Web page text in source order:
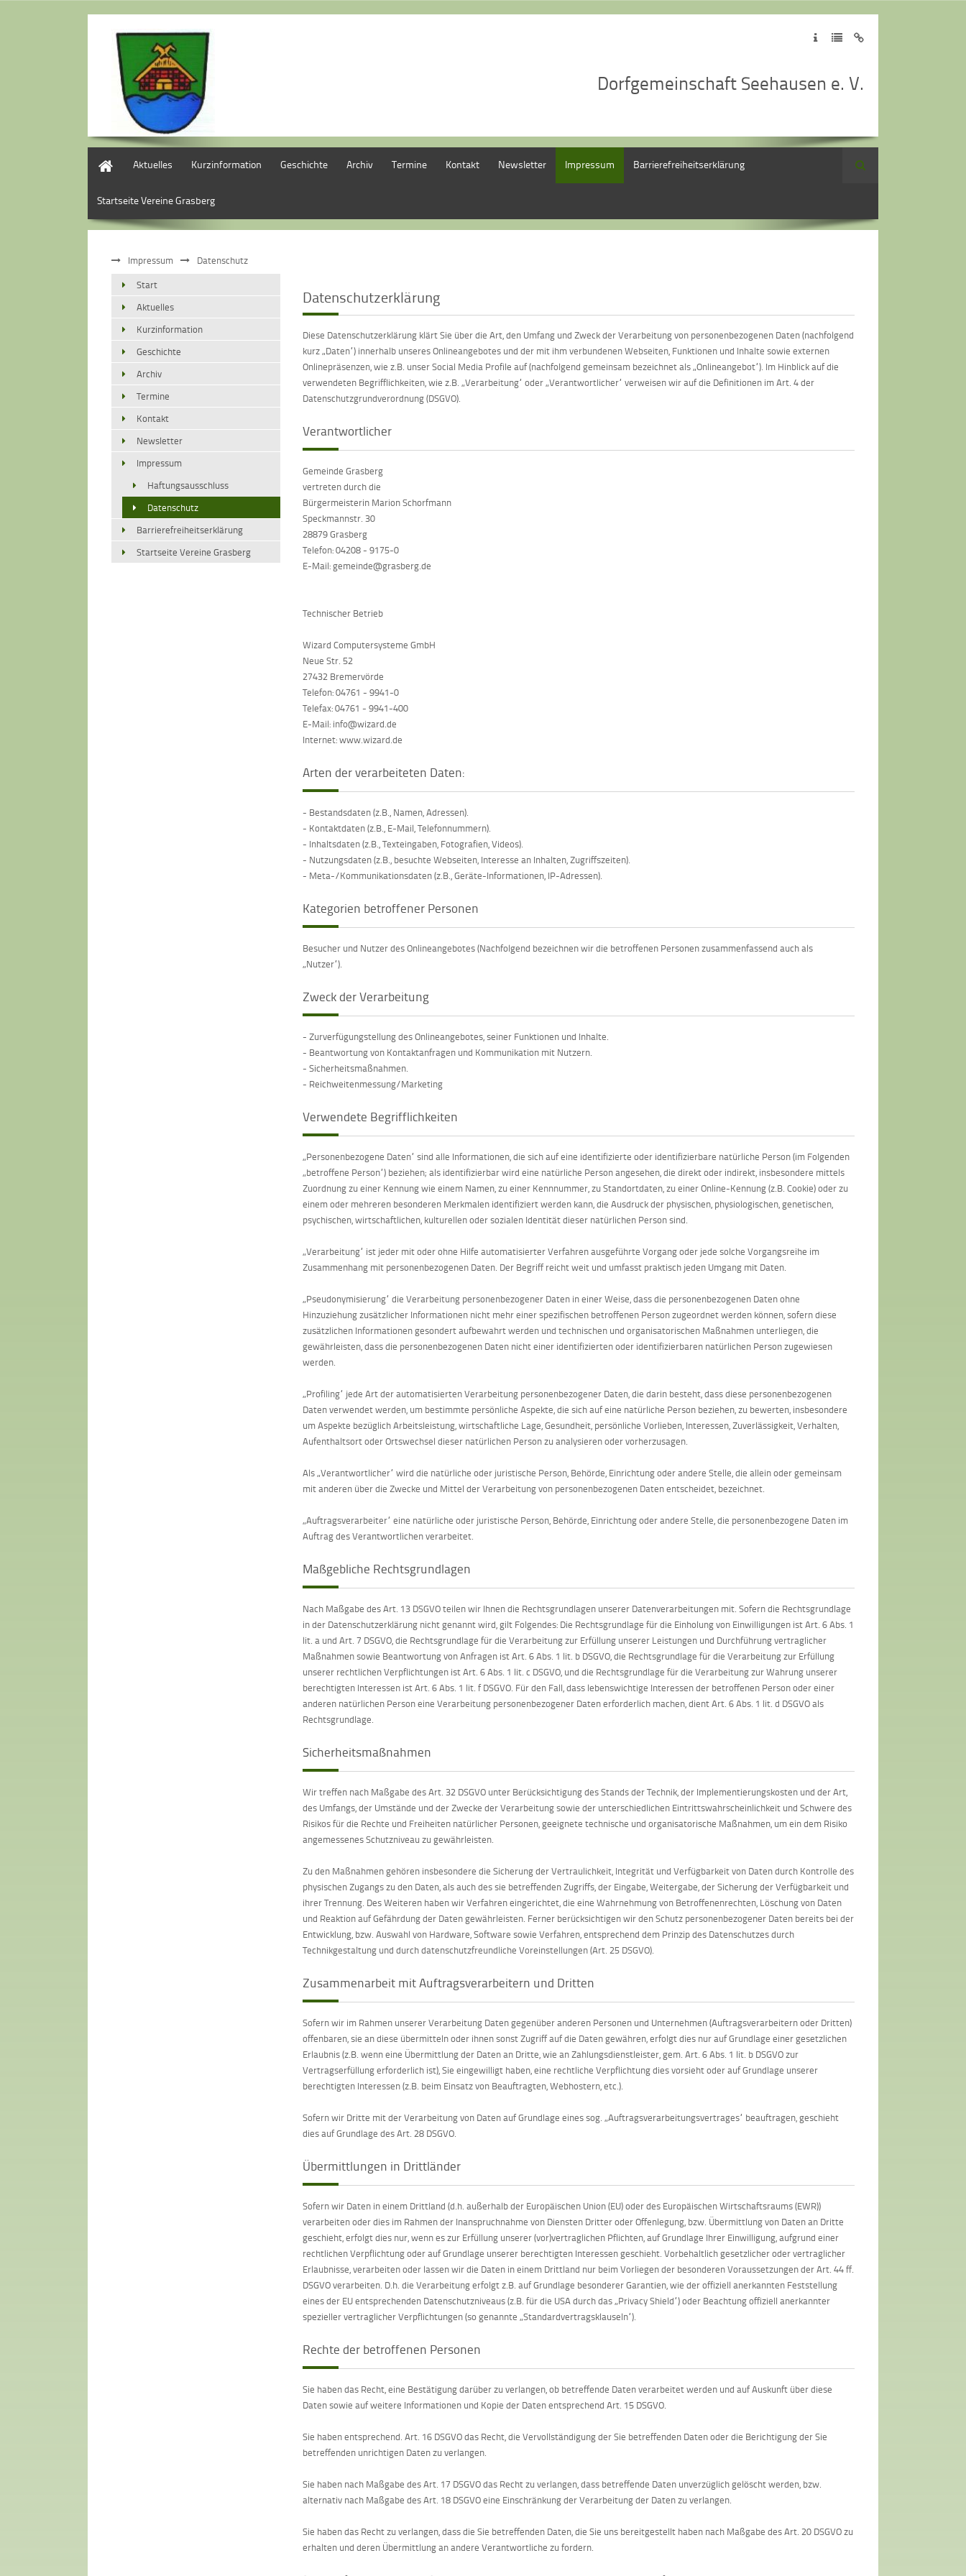
Dorfgemeinschaft Seehausen e. V.
Aktuelles Kurzinformation Geschichte Archiv Termine Kontakt Newsletter Impressum Barrierefreiheitserklärung
Startseite Vereine Grasberg
Suche
Impressum Datenschutz
Datenschutzerklärung
Diese Datenschutzerklärung klärt Sie über die Art, den Umfang und Zweck der Verarbeitung von personenbezogenen Daten (nachfolgend
kurz „Daten“) innerhalb unseres Onlineangebotes und der mit ihm verbundenen Webseiten, Funktionen und Inhalte sowie externen
Onlinepräsenzen, wie z.B. unser Social Media Profile auf (nachfolgend gemeinsam bezeichnet als „Onlineangebot“). Im Hinblick auf die
verwendeten Begrifflichkeiten, wie z.B. „Verarbeitung“ oder „Verantwortlicher“ verweisen wir auf die Definitionen im Art. 4 der
Datenschutzgrundverordnung (DSGVO).
Verantwortlicher
Gemeinde Grasberg
vertreten durch die
Bürgermeisterin Marion Schorfmann
Speckmannstr. 30
28879 Grasberg
Telefon: 04208 - 9175-0
E-Mail: gemeinde@grasberg.de
Technischer Betrieb
Wizard Computersysteme GmbH
Neue Str. 52
27432 Bremervörde
Telefon: 04761 - 9941-0
Telefax: 04761 - 9941-400
E-Mail: info@wizard.de
Internet: www.wizard.de
Arten der verarbeiteten Daten:
- Bestandsdaten (z.B., Namen, Adressen).
- Kontaktdaten (z.B., E-Mail, Telefonnummern).
- Inhaltsdaten (z.B., Texteingaben, Fotografien, Videos).
- Nutzungsdaten (z.B., besuchte Webseiten, Interesse an Inhalten, Zugriffszeiten).
- Meta-/Kommunikationsdaten (z.B., Geräte-Informationen, IP-Adressen).
Kategorien betroffener Personen
Besucher und Nutzer des Onlineangebotes (Nachfolgend bezeichnen wir die betroffenen Personen zusammenfassend auch als
„Nutzer“).
Zweck der Verarbeitung
- Zurverfügungstellung des Onlineangebotes, seiner Funktionen und Inhalte.
- Beantwortung von Kontaktanfragen und Kommunikation mit Nutzern.
- Sicherheitsmaßnahmen.
- Reichweitenmessung/Marketing
Verwendete Begrifflichkeiten
„Personenbezogene Daten“ sind alle Informationen, die sich auf eine identifizierte oder identifizierbare natürliche Person (im Folgenden
„betroffene Person“) beziehen; als identifizierbar wird eine natürliche Person angesehen, die direkt oder indirekt, insbesondere mittels
Zuordnung zu einer Kennung wie einem Namen, zu einer Kennnummer, zu Standortdaten, zu einer Online-Kennung (z.B. Cookie) oder zu
einem oder mehreren besonderen Merkmalen identifiziert werden kann, die Ausdruck der physischen, physiologischen, genetischen,
psychischen, wirtschaftlichen, kulturellen oder sozialen Identität dieser natürlichen Person sind.
„Verarbeitung“ ist jeder mit oder ohne Hilfe automatisierter Verfahren ausgeführte Vorgang oder jede solche Vorgangsreihe im
Zusammenhang mit personenbezogenen Daten. Der Begriff reicht weit und umfasst praktisch jeden Umgang mit Daten.
„Pseudonymisierung“ die Verarbeitung personenbezogener Daten in einer Weise, dass die personenbezogenen Daten ohne
Hinzuziehung zusätzlicher Informationen nicht mehr einer spezifischen betroffenen Person zugeordnet werden können, sofern diese
zusätzlichen Informationen gesondert aufbewahrt werden und technischen und organisatorischen Maßnahmen unterliegen, die
gewährleisten, dass die personenbezogenen Daten nicht einer identifizierten oder identifizierbaren natürlichen Person zugewiesen
werden.
„Profiling“ jede Art der automatisierten Verarbeitung personenbezogener Daten, die darin besteht, dass diese personenbezogenen
Daten verwendet werden, um bestimmte persönliche Aspekte, die sich auf eine natürliche Person beziehen, zu bewerten, insbesondere
um Aspekte bezüglich Arbeitsleistung, wirtschaftliche Lage, Gesundheit, persönliche Vorlieben, Interessen, Zuverlässigkeit, Verhalten,
Aufenthaltsort oder Ortswechsel dieser natürlichen Person zu analysieren oder vorherzusagen.
Als „Verantwortlicher“ wird die natürliche oder juristische Person, Behörde, Einrichtung oder andere Stelle, die allein oder gemeinsam
mit anderen über die Zwecke und Mittel der Verarbeitung von personenbezogenen Daten entscheidet, bezeichnet.
„Auftragsverarbeiter“ eine natürliche oder juristische Person, Behörde, Einrichtung oder andere Stelle, die personenbezogene Daten im
Auftrag des Verantwortlichen verarbeitet.
Maßgebliche Rechtsgrundlagen
Nach Maßgabe des Art. 13 DSGVO teilen wir Ihnen die Rechtsgrundlagen unserer Datenverarbeitungen mit. Sofern die Rechtsgrundlage
in der Datenschutzerklärung nicht genannt wird, gilt Folgendes: Die Rechtsgrundlage für die Einholung von Einwilligungen ist Art. 6 Abs. 1
lit. a und Art. 7 DSGVO, die Rechtsgrundlage für die Verarbeitung zur Erfüllung unserer Leistungen und Durchführung vertraglicher
Maßnahmen sowie Beantwortung von Anfragen ist Art. 6 Abs. 1 lit. b DSGVO, die Rechtsgrundlage für die Verarbeitung zur Erfüllung
unserer rechtlichen Verpflichtungen ist Art. 6 Abs. 1 lit. c DSGVO, und die Rechtsgrundlage für die Verarbeitung zur Wahrung unserer
berechtigten Interessen ist Art. 6 Abs. 1 lit. f DSGVO. Für den Fall, dass lebenswichtige Interessen der betroffenen Person oder einer
anderen natürlichen Person eine Verarbeitung personenbezogener Daten erforderlich machen, dient Art. 6 Abs. 1 lit. d DSGVO als
Rechtsgrundlage.
Sicherheitsmaßnahmen
Wir treffen nach Maßgabe des Art. 32 DSGVO unter Berücksichtigung des Stands der Technik, der Implementierungskosten und der Art,
des Umfangs, der Umstände und der Zwecke der Verarbeitung sowie der unterschiedlichen Eintrittswahrscheinlichkeit und Schwere des
Risikos für die Rechte und Freiheiten natürlicher Personen, geeignete technische und organisatorische Maßnahmen, um ein dem Risiko
angemessenes Schutzniveau zu gewährleisten.
Zu den Maßnahmen gehören insbesondere die Sicherung der Vertraulichkeit, Integrität und Verfügbarkeit von Daten durch Kontrolle des
physischen Zugangs zu den Daten, als auch des sie betreffenden Zugriffs, der Eingabe, Weitergabe, der Sicherung der Verfügbarkeit und
ihrer Trennung. Des Weiteren haben wir Verfahren eingerichtet, die eine Wahrnehmung von Betroffenenrechten, Löschung von Daten
und Reaktion auf Gefährdung der Daten gewährleisten. Ferner berücksichtigen wir den Schutz personenbezogener Daten bereits bei der
Entwicklung, bzw. Auswahl von Hardware, Software sowie Verfahren, entsprechend dem Prinzip des Datenschutzes durch
Technikgestaltung und durch datenschutzfreundliche Voreinstellungen (Art. 25 DSGVO).
Zusammenarbeit mit Auftragsverarbeitern und Dritten
Sofern wir im Rahmen unserer Verarbeitung Daten gegenüber anderen Personen und Unternehmen (Auftragsverarbeitern oder Dritten)
offenbaren, sie an diese übermitteln oder ihnen sonst Zugriff auf die Daten gewähren, erfolgt dies nur auf Grundlage einer gesetzlichen
Erlaubnis (z.B. wenn eine Übermittlung der Daten an Dritte, wie an Zahlungsdienstleister, gem. Art. 6 Abs. 1 lit. b DSGVO zur
Vertragserfüllung erforderlich ist), Sie eingewilligt haben, eine rechtliche Verpflichtung dies vorsieht oder auf Grundlage unserer
berechtigten Interessen (z.B. beim Einsatz von Beauftragten, Webhostern, etc.).
Sofern wir Dritte mit der Verarbeitung von Daten auf Grundlage eines sog. „Auftragsverarbeitungsvertrages“ beauftragen, geschieht
dies auf Grundlage des Art. 28 DSGVO.
Übermittlungen in Drittländer
Sofern wir Daten in einem Drittland (d.h. außerhalb der Europäischen Union (EU) oder des Europäischen Wirtschaftsraums (EWR))
verarbeiten oder dies im Rahmen der Inanspruchnahme von Diensten Dritter oder Offenlegung, bzw. Übermittlung von Daten an Dritte
geschieht, erfolgt dies nur, wenn es zur Erfüllung unserer (vor)vertraglichen Pflichten, auf Grundlage Ihrer Einwilligung, aufgrund einer
rechtlichen Verpflichtung oder auf Grundlage unserer berechtigten Interessen geschieht. Vorbehaltlich gesetzlicher oder vertraglicher
Erlaubnisse, verarbeiten oder lassen wir die Daten in einem Drittland nur beim Vorliegen der besonderen Voraussetzungen der Art. 44 ff.
DSGVO verarbeiten. D.h. die Verarbeitung erfolgt z.B. auf Grundlage besonderer Garantien, wie der offiziell anerkannten Feststellung
eines der EU entsprechenden Datenschutzniveaus (z.B. für die USA durch das „Privacy Shield“) oder Beachtung offiziell anerkannter
spezieller vertraglicher Verpflichtungen (so genannte „Standardvertragsklauseln“).
Rechte der betroffenen Personen
Sie haben das Recht, eine Bestätigung darüber zu verlangen, ob betreffende Daten verarbeitet werden und auf Auskunft über diese
Daten sowie auf weitere Informationen und Kopie der Daten entsprechend Art. 15 DSGVO.
Sie haben entsprechend. Art. 16 DSGVO das Recht, die Vervollständigung der Sie betreffenden Daten oder die Berichtigung der Sie
betreffenden unrichtigen Daten zu verlangen.
Sie haben nach Maßgabe des Art. 17 DSGVO das Recht zu verlangen, dass betreffende Daten unverzüglich gelöscht werden, bzw.
alternativ nach Maßgabe des Art. 18 DSGVO eine Einschränkung der Verarbeitung der Daten zu verlangen.
Sie haben das Recht zu verlangen, dass die Sie betreffenden Daten, die Sie uns bereitgestellt haben nach Maßgabe des Art. 20 DSGVO zu
erhalten und deren Übermittlung an andere Verantwortliche zu fordern.
Start
Aktuelles
Kurzinformation
Geschichte
Archiv
Termine
Kontakt
Newsletter
Impressum
Haftungsausschluss
Datenschutz
Barrierefreiheitserklärung
Startseite Vereine Grasberg